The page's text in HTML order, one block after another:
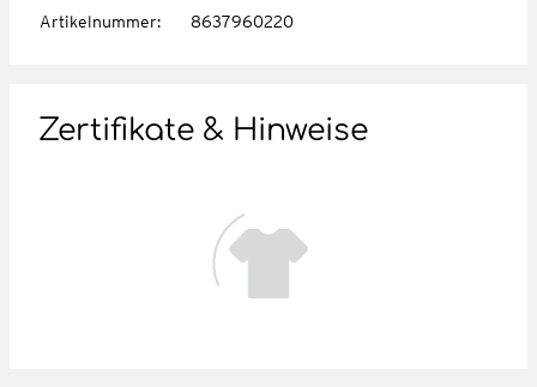
Artikelnummer: 8637960220
Zertifikate & Hinweise